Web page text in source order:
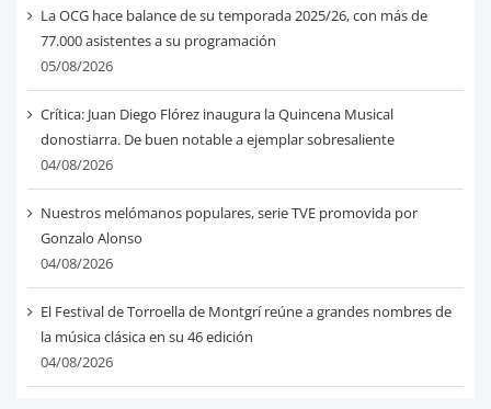
La OCG hace balance de su temporada 2025/26, con más de
77.000 asistentes a su programación
05/08/2026
Crítica: Juan Diego Flórez inaugura la Quincena Musical
donostiarra. De buen notable a ejemplar sobresaliente
04/08/2026
Nuestros melómanos populares, serie TVE promovida por
Gonzalo Alonso
04/08/2026
El Festival de Torroella de Montgrí reúne a grandes nombres de
la música clásica en su 46 edición
04/08/2026